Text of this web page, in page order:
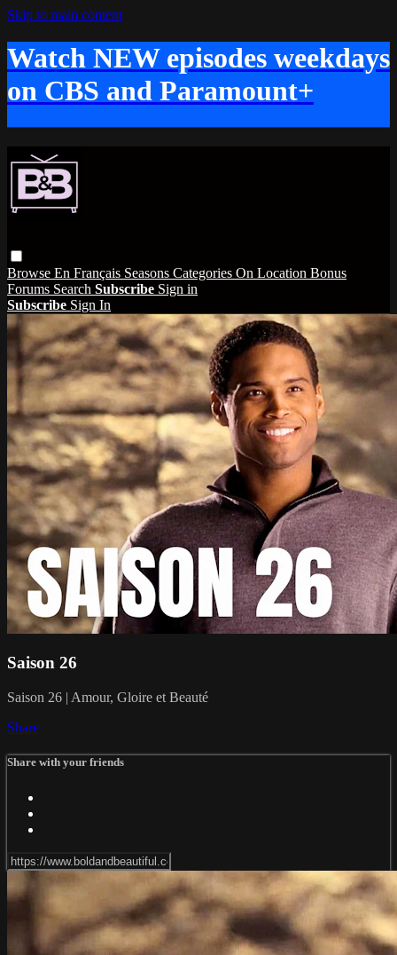
Skip to main content
Watch NEW episodes weekdays
on CBS and Paramount+
Browse En Français Seasons Categories On Location Bonus
Forums Search Subscribe Sign in
Subscribe Sign In
Saison 26
Saison 26 | Amour, Gloire et Beauté
Share
Share with your friends